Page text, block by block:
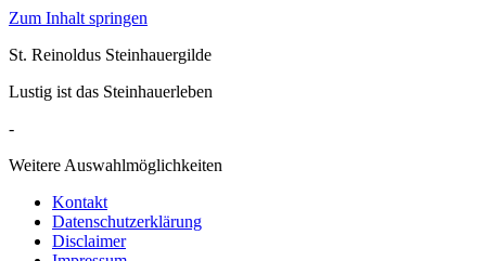
Zum Inhalt springen
St. Reinoldus Steinhauergilde
Lustig ist das Steinhauerleben
-
Weitere Auswahlmöglichkeiten
Kontakt
Datenschutzerklärung
Disclaimer